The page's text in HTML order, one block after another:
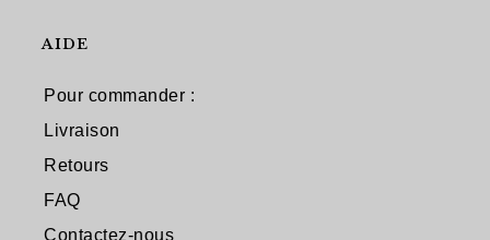
AIDE
Pour commander :
Livraison
Retours
FAQ
Contactez-nous